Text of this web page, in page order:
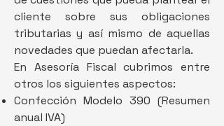
cliente sobre sus obligaciones
tributarias y así mismo de aquellas
novedades que puedan afectarla.
En Asesoría Fiscal cubrimos entre
otros los siguientes aspectos:
Confección Modelo 390 (Resumen
anual IVA)